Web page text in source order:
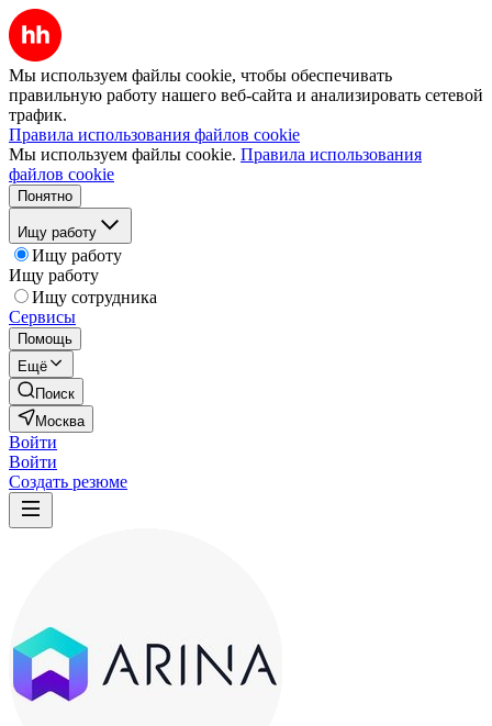
Мы используем файлы cookie, чтобы обеспечивать
правильную работу нашего веб-сайта и анализировать сетевой
трафик.
Правила использования файлов cookie
Мы используем файлы cookie. Правила использования
файлов cookie
Понятно
Ищу работу
Ищу работу
Ищу работу
Ищу сотрудника
Сервисы
Помощь
Ещё
Поиск
Москва
Войти
Войти
Создать резюме